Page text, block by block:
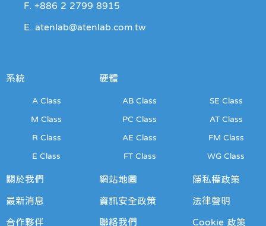
F. +886 2 2799 8915
E. atenlab@atenlab.com.tw
系統
A Class
M Class
R Class
E Class
硬體
AB Class
PC Class
AE Class
FT Class
SE Class
AT Class
FM Class
WG Class
關於我們
最新消息
合作夥伴
網站地圖
資訊安全政策
聯絡我們
隱私權政策
法律聲明
Cookie 政策